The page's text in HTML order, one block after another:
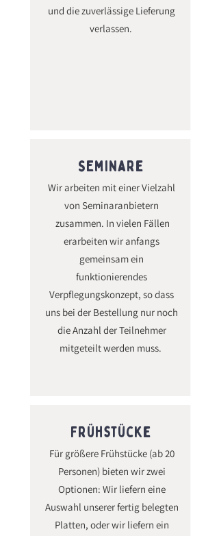
und die zuverlässige Lieferung
verlassen.
SEminare
Wir arbeiten mit einer Vielzahl
von Seminaranbietern
zusammen. In vielen Fällen
erarbeiten wir anfangs
gemeinsam ein
funktionierendes
Verpflegungskonzept, so dass
uns bei der Bestellung nur noch
die Anzahl der Teilnehmer
mitgeteilt werden muss.
Frühstücke
Für größere Frühstücke (ab 20
Personen) bieten wir zwei
Optionen: Wir liefern eine
Auswahl unserer fertig belegten
Platten, oder wir liefern ein